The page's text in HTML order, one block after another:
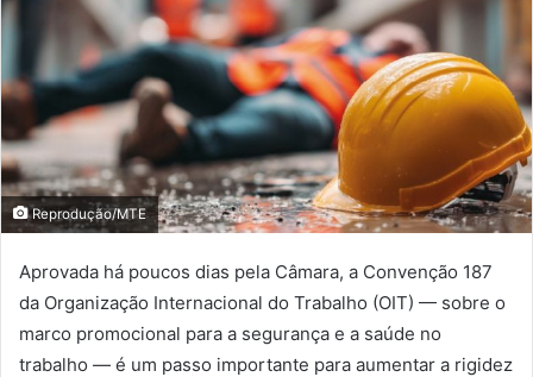
Reprodução/MTE
Aprovada há poucos dias pela Câmara, a Convenção 187
da Organização Internacional do Trabalho (OIT) — sobre o
marco promocional para a segurança e a saúde no
trabalho — é um passo importante para aumentar a rigidez